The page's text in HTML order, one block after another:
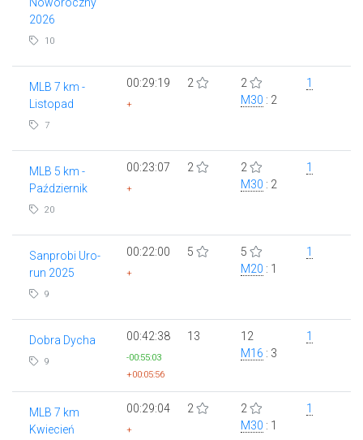
2026
10
MLB 7 km -
Listopad
7
00:29:19
+
2
2
M30 : 2
1
MLB 5 km -
Październik
20
00:23:07
+
2
2
M30 : 2
1
Sanprobi Uro-
run 2025
9
00:22:00
+
5
5
M20 : 1
1
Dobra Dycha
9
00:42:38
-00:55:03
+00:05:56
13
12
M16 : 3
1
MLB 7 km
Kwiecień
00:29:04
+
2
2
M30 : 1
1